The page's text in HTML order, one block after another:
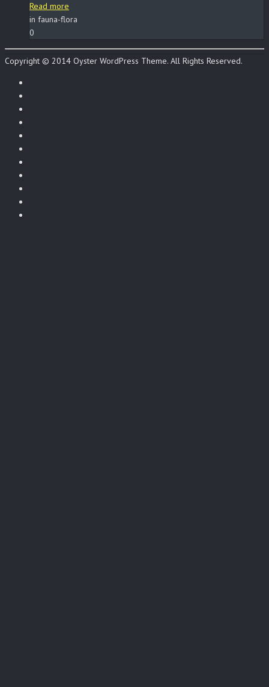
Read more
in fauna-flora
0
Copyright © 2014 Oyster WordPress Theme. All Rights Reserved.